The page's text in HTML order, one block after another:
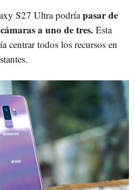
S27 Ultra podríapasar de
a uno de tres. Esta
centrar todos los recursos en